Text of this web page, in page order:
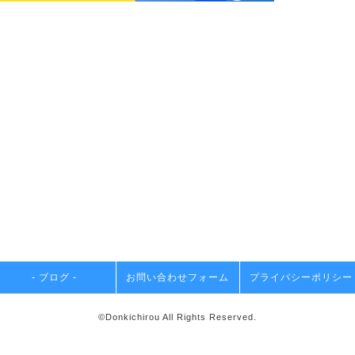
- ブログ - お問い合わせフォーム プライバシーポリシー
©Donkichirou All Rights Reserved.